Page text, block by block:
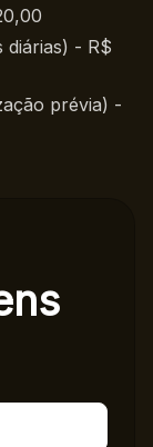
diárias) - R$
prévia) -